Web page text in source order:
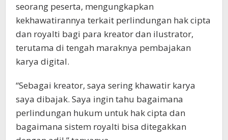
seorang peserta, mengungkapkan
kekhawatirannya terkait perlindungan hak cipta
dan royalti bagi para kreator dan ilustrator,
terutama di tengah maraknya pembajakan
karya digital.
“Sebagai kreator, saya sering khawatir karya
saya dibajak. Saya ingin tahu bagaimana
perlindungan hukum untuk hak cipta dan
bagaimana sistem royalti bisa ditegakkan